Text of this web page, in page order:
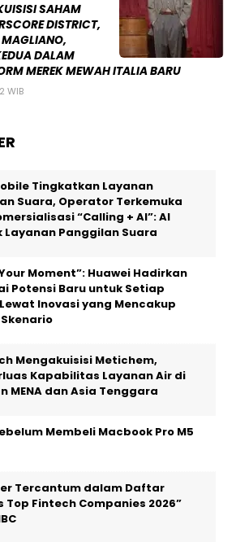
SAHAM
DISTRICT,
DALAM
MEREK MEWAH ITALIA BARU
WIB
Tingkatkan Layanan
Suara, Operator Terkemuka
“Calling + AI”: AI
Layanan Panggilan Suara
Moment”: Huawei Hadirkan
Potensi Baru untuk Setiap
Inovasi yang Mencakup
Mengakuisisi Metichem,
Kapabilitas Layanan Air di
MENA dan Asia Tenggara
Membeli Macbook Pro M5
Tercantum dalam Daftar
Top Fintech Companies 2026”